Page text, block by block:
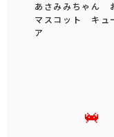
あさみみちゃん
マスコット キュ
ア